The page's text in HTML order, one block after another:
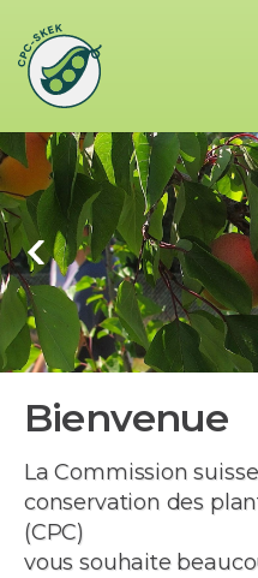
Bienvenue
La Commission
conservation des
(CPC)
vous souhaite